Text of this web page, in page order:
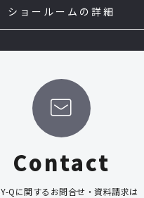
ショールームの詳細
Contact
Qに関するお問合せ・資料請求は